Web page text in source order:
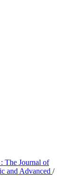
The Journal of
and Advanced /